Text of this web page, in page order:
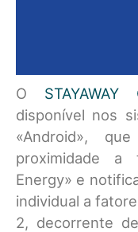
O
disponível nos
«Android»,
proximidade a
Energy» e
individual a
2, decorrente